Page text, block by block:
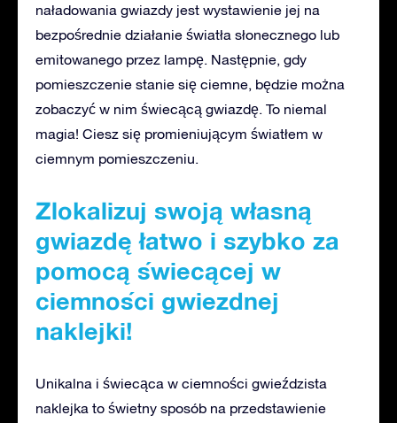
naładowania gwiazdy jest wystawienie jej na
bezpośrednie działanie światła słonecznego lub
emitowanego przez lampę. Następnie, gdy
pomieszczenie stanie się ciemne, będzie można
zobaczyć w nim świecącą gwiazdę. To niemal
magia! Ciesz się promieniującym światłem w
ciemnym pomieszczeniu.
Zlokalizuj swoją własną
gwiazdę łatwo i szybko za
pomocą świecącej w
ciemności gwiezdnej
naklejki!
Unikalna i świecąca w ciemności gwieździsta
naklejka to świetny sposób na przedstawienie